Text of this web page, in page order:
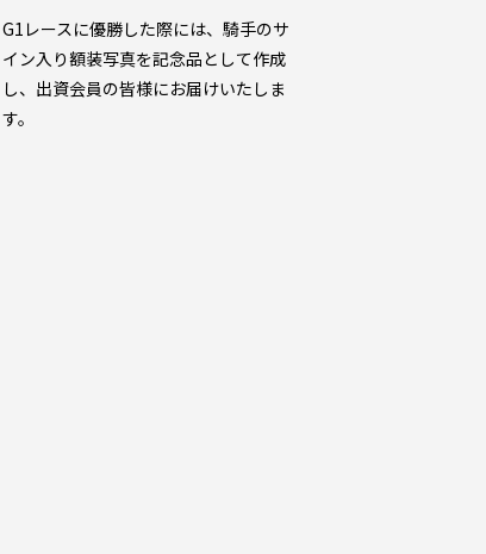
G1レースに優勝した際には、騎手のサ
イン入り額装写真を記念品として作成
し、出資会員の皆様にお届けいたしま
す。